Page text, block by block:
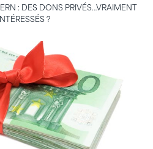
: DES DONS PRIVÉS…VRAIMENT
?